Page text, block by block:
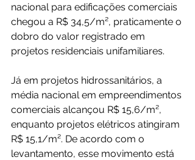
nacional para edificações comerciais
chegou a R$ 34,5/m², praticamente o
dobro do valor registrado em
projetos residenciais unifamiliares.
Já em projetos hidrossanitários, a
média nacional em empreendimentos
comerciais alcançou R$ 15,6/m²,
enquanto projetos elétricos atingiram
R$ 15,1/m². De acordo com o
levantamento, esse movimento está